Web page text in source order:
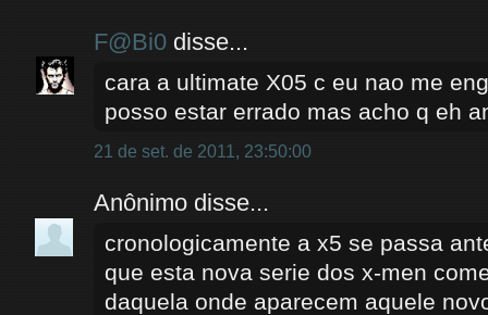
F@Bi0 disse...
cara a ultimate X05 c eu nao me
posso estar errado mas acho q eh
21 de set. de 2011, 23:50:00
Anônimo disse...
cronologicamente a x5 se passa
que esta nova serie dos x-men
daquela onde aparecem aquele